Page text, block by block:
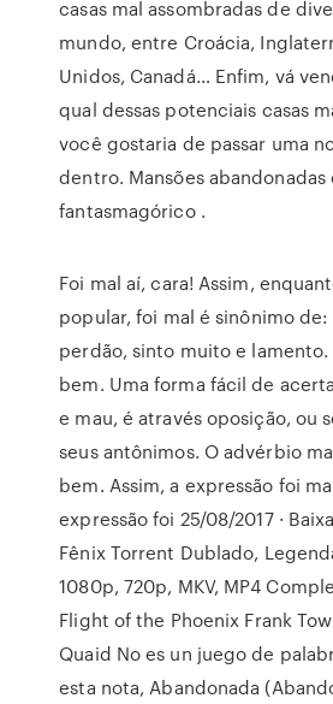
casas mal assombradas de
mundo, entre Croácia,
Unidos, Canadá… Enfim, vá
qual dessas potenciais casas
você gostaria de passar uma
dentro. Mansões
fantasmagórico .
Foi mal aí, cara! Assim,
popular, foi mal é sinônimo
perdão, sinto muito e lamento.
bem. Uma forma fácil de
e mau, é através oposição, ou
seus antônimos. O advérbio
bem. Assim, a expressão foi
expressão foi 25/08/2017 ·
Fênix Torrent Dublado,
1080p, 720p, MKV, MP4
Flight of the Phoenix Frank
Quaid No es un juego de
esta nota, Abandonada